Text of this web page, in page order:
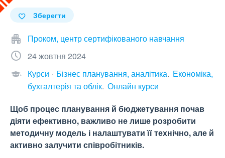
Зберегти
Проком, центр сертифікованого навчання
24 жовтня 2024
Курси
Бізнес планування, аналітика Економіка,
бухгалтерія та облік Онлайн курси
Щоб процес планування й бюджетування почав
діяти ефективно, важливо не лише розробити
методичну модель і налаштувати її технічно, але й
активно залучити співробітників.